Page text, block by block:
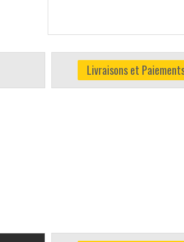
Livraisons et